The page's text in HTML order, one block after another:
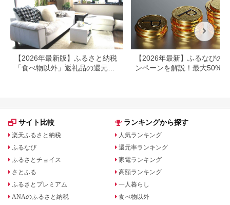
【2026年最新版】ふるさと納税
「食べ物以外」返礼品の還元率
【2026年最新】ふるなびの
ンペーンを解説！最大50%還
サイト比較
楽天ふるさと納税
ふるなび
ふるさとチョイス
さとふる
ふるさとプレミアム
ANAのふるさと納税
ランキングから探す
人気ランキング
還元率ランキング
家電ランキング
高額ランキング
一人暮らし
食べ物以外